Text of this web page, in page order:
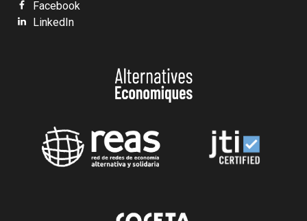
Facebook
LinkedIn